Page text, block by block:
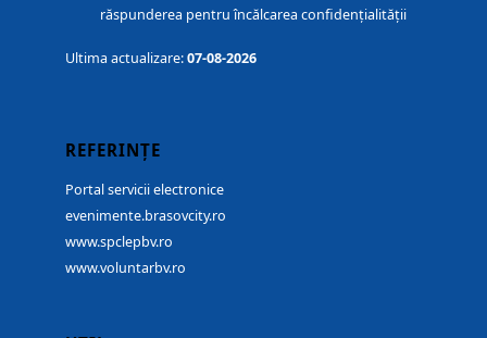
răspunderea pentru încălcarea confidențialității
Ultima actualizare:07-08-2026
REFERINȚE
Portal servicii electronice
evenimente.brasovcity.ro
www.spclepbv.ro
www.voluntarbv.ro